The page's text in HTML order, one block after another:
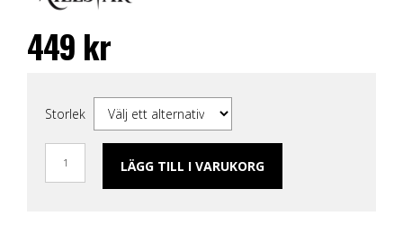
449 kr
Storlek
LÄGG TILL I VARUKORG